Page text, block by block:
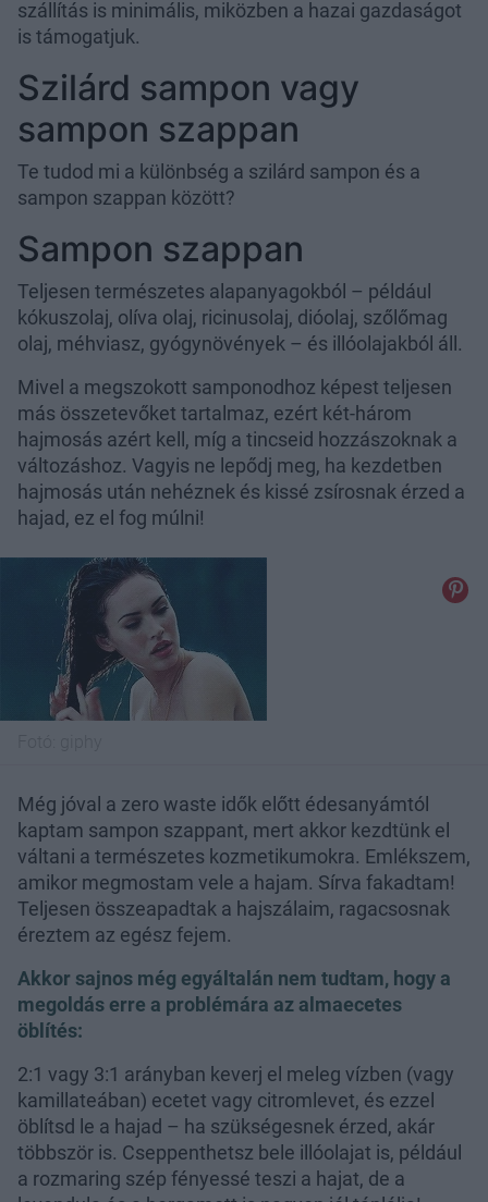
szállítás is minimális, miközben a hazai gazdaságot
is támogatjuk.
Szilárd sampon vagy
sampon szappan
Te tudod mi a különbség a szilárd sampon és a
sampon szappan között?
Sampon szappan
Teljesen természetes alapanyagokból – például
kókuszolaj, olíva olaj, ricinusolaj, dióolaj, szőlőmag
olaj, méhviasz, gyógynövények – és illóolajakból áll.
Mivel a megszokott samponodhoz képest teljesen
más összetevőket tartalmaz, ezért két-három
hajmosás azért kell, míg a tincseid hozzászoknak a
változáshoz. Vagyis ne lepődj meg, ha kezdetben
hajmosás után nehéznek és kissé zsírosnak érzed a
hajad, ez el fog múlni!
Még jóval a zero waste idők előtt édesanyámtól
kaptam sampon szappant, mert akkor kezdtünk el
váltani a természetes kozmetikumokra. Emlékszem,
amikor megmostam vele a hajam. Sírva fakadtam!
Teljesen összeapadtak a hajszálaim, ragacsosnak
éreztem az egész fejem.
Akkor sajnos még egyáltalán nem tudtam, hogy a
megoldás erre a problémára az almaecetes
öblítés:
2:1 vagy 3:1 arányban keverj el meleg vízben (vagy
kamillateában) ecetet vagy citromlevet, és ezzel
öblítsd le a hajad – ha szükségesnek érzed, akár
többször is. Cseppenthetsz bele illóolajat is, például
a rozmaring szép fényessé teszi a hajat, de a